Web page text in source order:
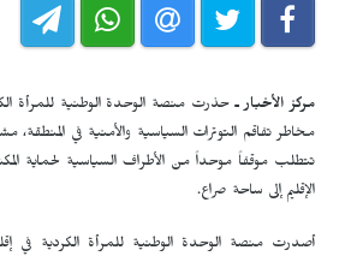
مركز الأخبار ـحذرت منصة الوحدة الوطنية للمرأة
مخاطر تفاقم التوترات السياسية والأمنية في المنطقة،
تتطلب موقفاً موحداً من الأطراف السياسية لحماية
الإقليم إلى ساحة صراع.
أصدرت منصة الوحدة الوطنية للمرأة الكردية في